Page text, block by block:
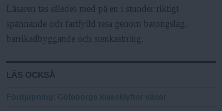
Läsaren tas således med på en i stunder riktigt
spännande och fartfylld resa genom batongslag,
barrikadbyggande och stenkastning.
LÄS OCKSÅ
Fördjupning : Göteborgs klassklyftor växer